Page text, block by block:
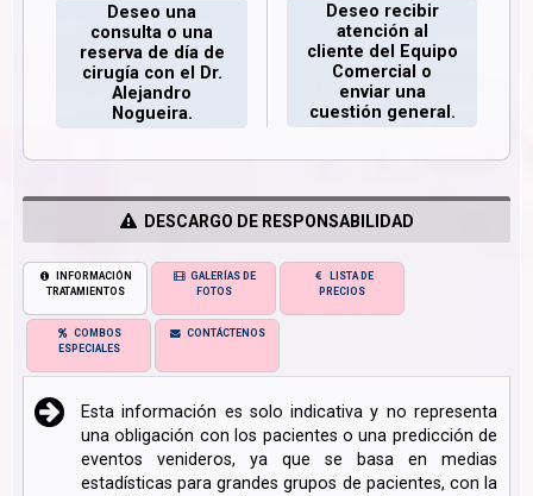
Deseo una
consulta o una
reserva de día de
cirugía con el Dr.
Alejandro
Nogueira.
Deseo recibir
atención al
cliente del Equipo
Comercial o
enviar una
cuestión general.
DESCARGO DE RESPONSABILIDAD
INFORMACIÓN
TRATAMIENTOS
GALERÍAS DE
FOTOS
LISTA DE
PRECIOS
COMBOS
ESPECIALES
CONTÁCTENOS
Esta información es solo indicativa y no representa
una obligación con los pacientes o una predicción de
eventos venideros, ya que se basa en medias
estadísticas para grandes grupos de pacientes, con la